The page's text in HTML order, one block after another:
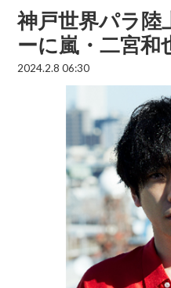
神戸世界パラ陸
ーに嵐・二宮和
2024.2.8 06:30